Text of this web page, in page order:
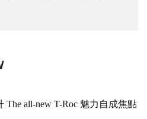
all-new T-Roc 魅力自成焦點